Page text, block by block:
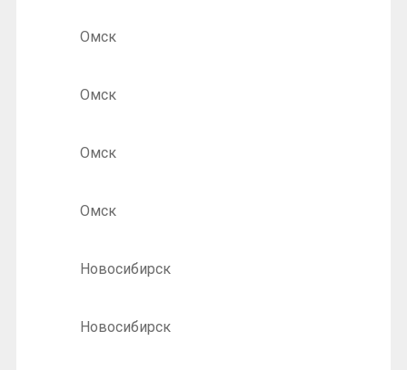
Омск
Омск
Омск
Омск
Новосибирск
Новосибирск